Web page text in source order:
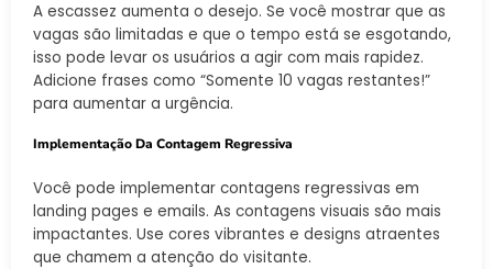
A escassez aumenta o desejo. Se você mostrar que as
vagas são limitadas e que o tempo está se esgotando,
isso pode levar os usuários a agir com mais rapidez.
Adicione frases como “Somente 10 vagas restantes!”
para aumentar a urgência.
Implementação Da Contagem Regressiva
Você pode implementar contagens regressivas em
landing pages e emails. As contagens visuais são mais
impactantes. Use cores vibrantes e designs atraentes
que chamem a atenção do visitante.